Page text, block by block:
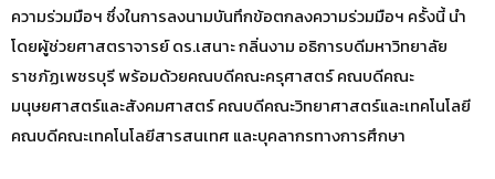
ความร่วมมือฯ ซึ่งในการลงนามบันทึกข้อตกลงความร่วมมือฯ ครั้งนี้ นำ
โดยผู้ช่วยศาสตราจารย์ ดร.เสนาะ กลิ่นงาม อธิการบดีมหาวิทยาลัย
ราชภัฏเพชรบุรี พร้อมด้วยคณบดีคณะครุศาสตร์ คณบดีคณะ
มนุษยศาสตร์และสังคมศาสตร์ คณบดีคณะวิทยาศาสตร์และเทคโนโลยี
คณบดีคณะเทคโนโลยีสารสนเทศ และบุคลากรทางการศึกษา